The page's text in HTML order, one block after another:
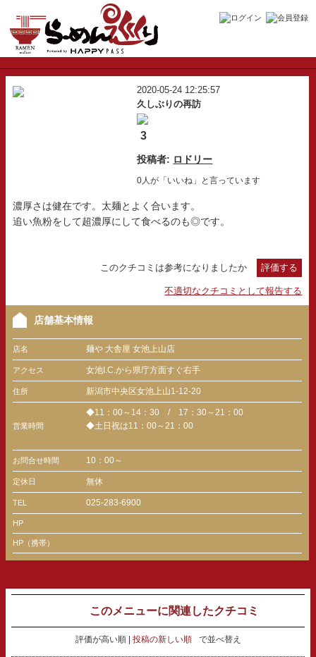
2020-05-24 12:25:57
久しぶりの再訪
3
投稿者: ロドリー
0人が「いいね」と言っています
濃厚さは健在です。太麺とよく合います。
追い魚粉をして超濃厚にして食べるのも◎です。
このクチコミは参考になりましたか 評価する
不適切なクチコミとして報告する
店舗基本情報
店名 麺や 大舎厘 女池上山店
アクセス 女池I.C.から県庁方面すぐ右手
住所 新潟市中央区女池上山1-12-20
営業時間
◆11：00～14：30 / 17：30～21：00
◆土日祝は11：00～21：00
お問合せ時間 10：00～
定休日 無休
TEL 025-283-6900
HP
HP（携帯）
このメニューに関連したクチコミ
評価が高い順 投稿の新しい順 で並べ替え